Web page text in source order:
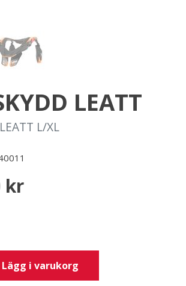
LEATT
L/XL
kr
Lägg i varukorg